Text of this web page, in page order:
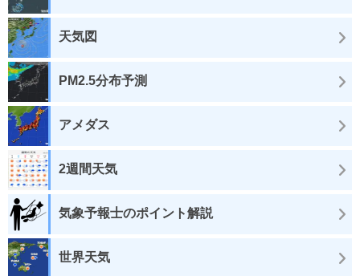
天気図
PM2.5分布予測
アメダス
2週間天気
気象予報士のポイント解説
世界天気